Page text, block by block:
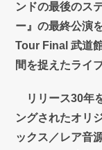
ンドの最後のス
ー』の最終公演
Tour Final 武道
間を捉えたライ
リリース30年
ングされたオリ
ックス／レア音